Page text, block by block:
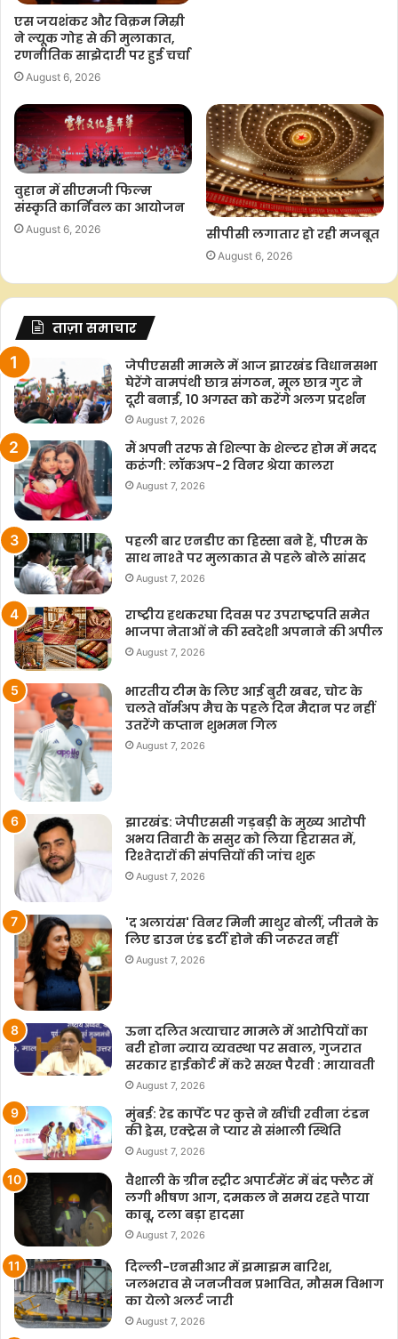
एस जयशंकर और विक्रम मिस्री
ने ल्यूक गोह से की मुलाकात,
रणनीतिक साझेदारी पर हुई चर्चा
August 6, 2026
वुहान में सीएमजी फिल्म
संस्कृति कार्निवल का आयोजन
August 6, 2026 सीपीसी लगातार हो रही मजबूत
August 6, 2026
ताज़ा समाचार
जेपीएससी मामले में आज झारखंड विधानसभा
घेरेंगे वामपंथी छात्र संगठन, मूल छात्र गुट ने
दूरी बनाई, 10 अगस्त को करेंगे अलग प्रदर्शन
August 7, 2026
मैं अपनी तरफ से शिल्पा के शेल्टर होम में मदद
करूंगी: लॉकअप-2 विनर श्रेया कालरा
August 7, 2026
पहली बार एनडीए का हिस्सा बने हैं, पीएम के
साथ नाश्ते पर मुलाकात से पहले बोले सांसद
August 7, 2026
राष्ट्रीय हथकरघा दिवस पर उपराष्ट्रपति समेत
भाजपा नेताओं ने की स्वदेशी अपनाने की अपील
August 7, 2026
भारतीय टीम के लिए आई बुरी खबर, चोट के
चलते वॉर्मअप मैच के पहले दिन मैदान पर नहीं
उतरेंगे कप्तान शुभमन गिल
August 7, 2026
झारखंड: जेपीएससी गड़बड़ी के मुख्य आरोपी
अभय तिवारी के ससुर को लिया हिरासत में,
रिश्तेदारों की संपत्तियों की जांच शुरू
August 7, 2026
'द अलायंस' विनर मिनी माथुर बोलीं, जीतने के
लिए डाउन एंड डर्टी होने की जरूरत नहीं
August 7, 2026
ऊना दलित अत्याचार मामले में आरोपियों का
बरी होना न्याय व्यवस्था पर सवाल, गुजरात
सरकार हाईकोर्ट में करे सख्त पैरवी : मायावती
August 7, 2026
मुंबई: रेड कार्पेट पर कुत्ते ने खींची रवीना टंडन
की ड्रेस, एक्ट्रेस ने प्यार से संभाली स्थिति
August 7, 2026
वैशाली के ग्रीन स्ट्रीट अपार्टमेंट में बंद फ्लैट में
लगी भीषण आग, दमकल ने समय रहते पाया
काबू, टला बड़ा हादसा
August 7, 2026
दिल्ली-एनसीआर में झमाझम बारिश,
जलभराव से जनजीवन प्रभावित, मौसम विभाग
का येलो अलर्ट जारी
August 7, 2026